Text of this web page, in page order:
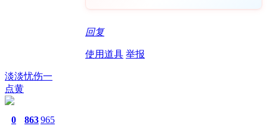
回复
使用道具 举报
淡淡忧伤一
点黄
0 863965